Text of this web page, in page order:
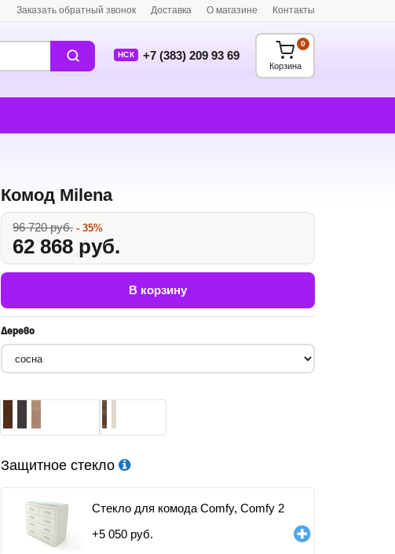
Заказать обратный звонок Доставка О магазине Контакты
НСК +7 (383) 209 93 69
Корзина
0
Комод Milena
96 720 руб. - 35%
62 868 руб.
В корзину
Дерево
Защитное стекло
Стекло для комода Comfy, Comfy 2
+5 050 руб.